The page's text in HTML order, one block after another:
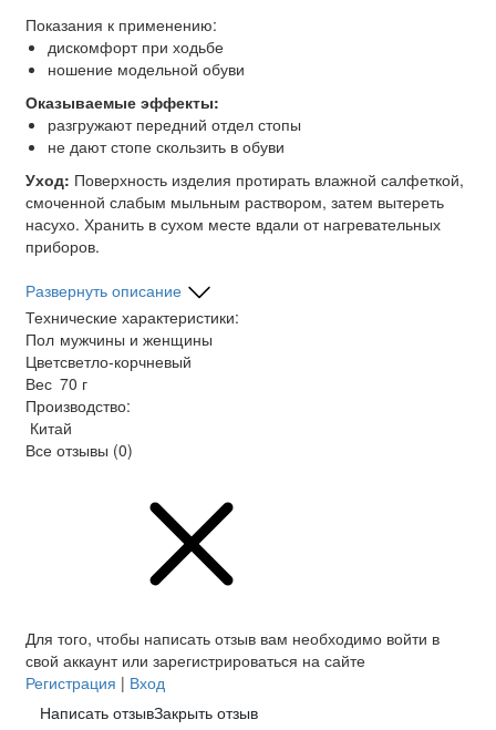
Показания к применению:
дискомфорт при ходьбе
ношение модельной обуви
Оказываемые эффекты:
разгружают передний отдел стопы
не дают стопе скользить в обуви
Уход: Поверхность изделия протирать влажной салфеткой,
смоченной слабым мыльным раствором, затем вытереть
насухо. Хранить в сухом месте вдали от нагревательных
приборов.
Развернуть описание
Технические характеристики:
Пол мужчины и женщины
Цветсветло-корчневый
Вес 70 г
Производство:
Китай
Все отзывы (0)
Для того, чтобы написать отзыв вам необходимо войти в
свой аккаунт или зарегистрироваться на сайте
Регистрация | Вход
Написать отзывЗакрыть отзыв